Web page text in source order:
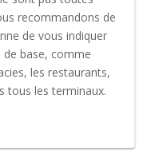
recommandons de
de vous indiquer
de base, comme
les restaurants,
tous les terminaux.